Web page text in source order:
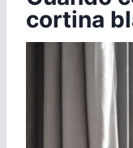
cortina